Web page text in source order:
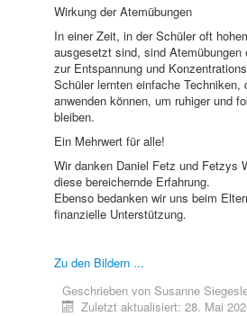
Wirkung der Atemübungen
In einer Zeit, in der Schüler oft
ausgesetzt sind, sind
zur Entspannung und
Schüler lernten einfache Techniken,
anwenden können, um ruhiger und
bleiben.
Ein Mehrwert für alle!
Wir danken Daniel Fetz und Fetzys
diese bereichernde Erfahrung.
Ebenso bedanken wir uns beim
finanzielle Unterstützung.
Zu den Bildern ...
Geschrieben von Susanne
Zuletzt aktualisiert: 28. Mai